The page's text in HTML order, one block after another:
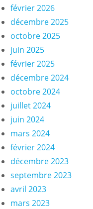
février 2026
décembre 2025
octobre 2025
juin 2025
février 2025
décembre 2024
octobre 2024
juillet 2024
juin 2024
mars 2024
février 2024
décembre 2023
septembre 2023
avril 2023
mars 2023